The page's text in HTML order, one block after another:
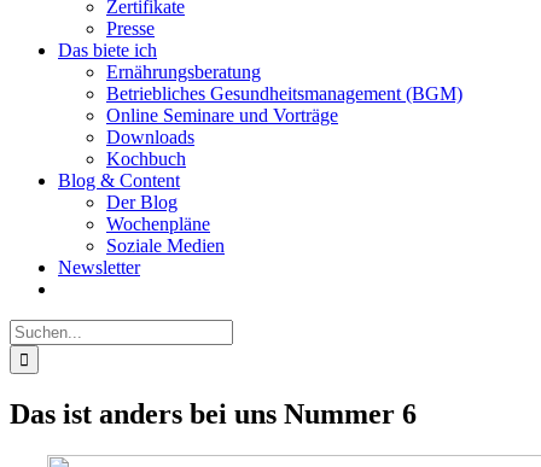
Zertifikate
Presse
Das biete ich
Ernährungsberatung
Betriebliches Gesundheitsmanagement (BGM)
Online Seminare und Vorträge
Downloads
Kochbuch
Blog & Content
Der Blog
Wochenpläne
Soziale Medien
Newsletter
Suche
nach:
Das ist anders bei uns Nummer 6